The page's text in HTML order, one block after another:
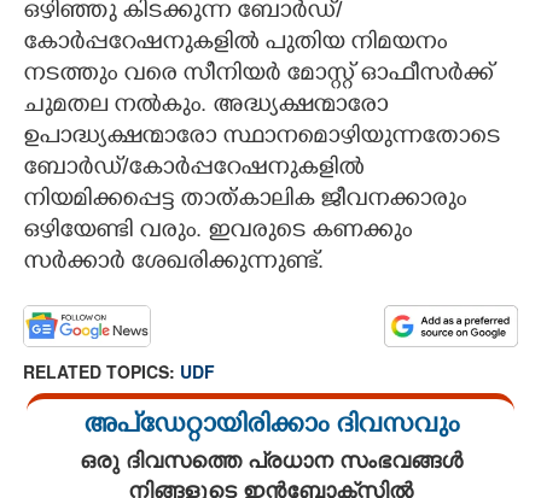
ഒഴിഞ്ഞു കിടക്കുന്ന ബോർഡ്/
കോർപ്പറേഷനുകളിൽ പുതിയ നിമയനം
നടത്തും വരെ സീനിയർ മോസ്റ്റ് ഓഫീസർക്ക്
ചുമതല നൽകും. അദ്ധ്യക്ഷന്മാരോ
ഉപാദ്ധ്യക്ഷന്മാരോ സ്ഥാനമൊഴിയുന്നതോടെ
ബോർഡ്/കോർപ്പറേഷനുകളിൽ
നിയമിക്കപ്പെട്ട താത്കാലിക ജീവനക്കാരും
ഒഴിയേണ്ടി വരും. ഇവരുടെ കണക്കും
സർക്കാർ ശേഖരിക്കുന്നുണ്ട്.
RELATED TOPICS: UDF
അപ്ഡേറ്റായിരിക്കാം ദിവസവും
ഒരു ദിവസത്തെ പ്രധാന സംഭവങ്ങൾ
നിങ്ങളുടെ ഇൻബോക്സിൽ